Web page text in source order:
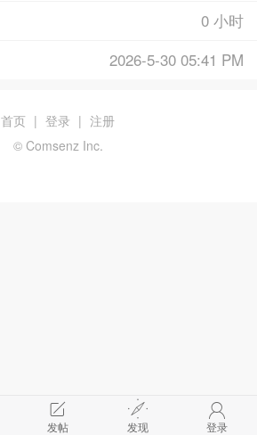
0 小时
2026-5-30 05:41 PM
发帖 发现 登录
首页 | 登录 | 注册
© Comsenz Inc.